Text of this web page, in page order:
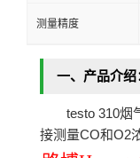
测量精度
一、产品介绍
testo 310烟气
接测量CO和O2